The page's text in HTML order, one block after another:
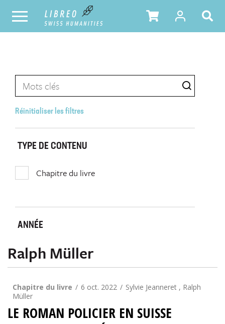
Réinitialiser les filtres
TYPE DE CONTENU
Chapitre du livre
ANNÉE
Ralph Müller
Chapitre du livre 6 oct. 2022
Sylvie Jeanneret , Ralph
Müller
LE ROMAN POLICIER EN SUISSE